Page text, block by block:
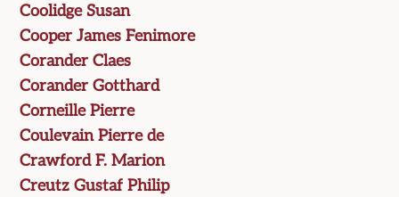
Coolidge Susan
Cooper James Fenimore
Corander Claes
Corander Gotthard
Corneille Pierre
Coulevain Pierre de
Crawford F. Marion
Creutz Gustaf Philip